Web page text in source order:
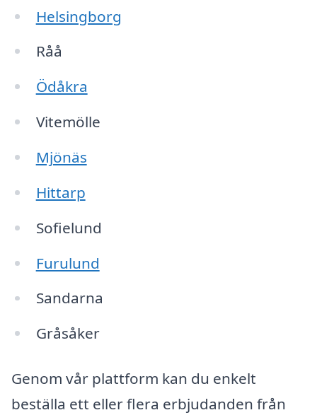
Helsingborg
Råå
Ödåkra
Vitemölle
Mjönäs
Hittarp
Sofielund
Furulund
Sandarna
Gråsåker
Genom vår plattform kan du enkelt
beställa ett eller flera erbjudanden från